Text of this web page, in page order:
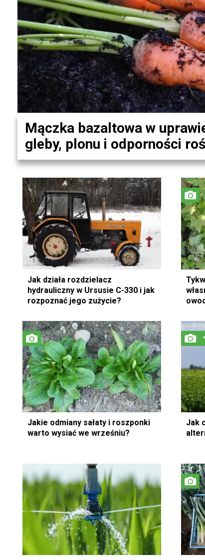
Mączka bazaltowa w
gleby, plonu i odporności
Jak działa rozdzielacz
hydrauliczny w Ursusie C-330 i jak
rozpoznać jego zużycie?
Jakie odmiany sałaty i roszponki
warto wysiać we wrześniu?
Jak